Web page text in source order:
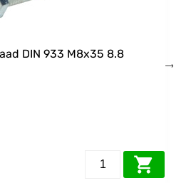
DIN 933 M8x35 8.8